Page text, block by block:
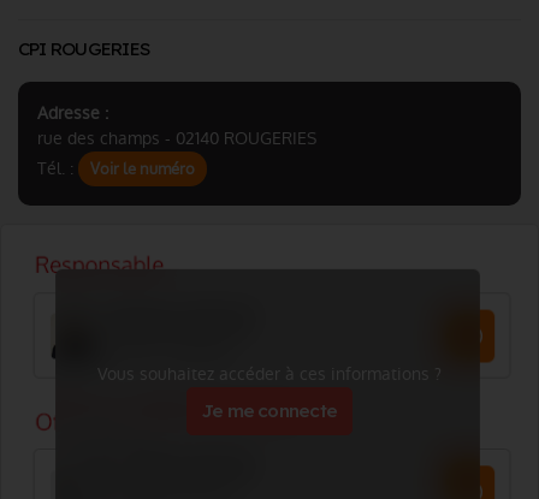
CPI ROUGERIES
Adresse :
rue des champs - 02140 ROUGERIES
Tél. :
Voir le numéro
Vous souhaitez accéder à ces informations ?
Je me connecte